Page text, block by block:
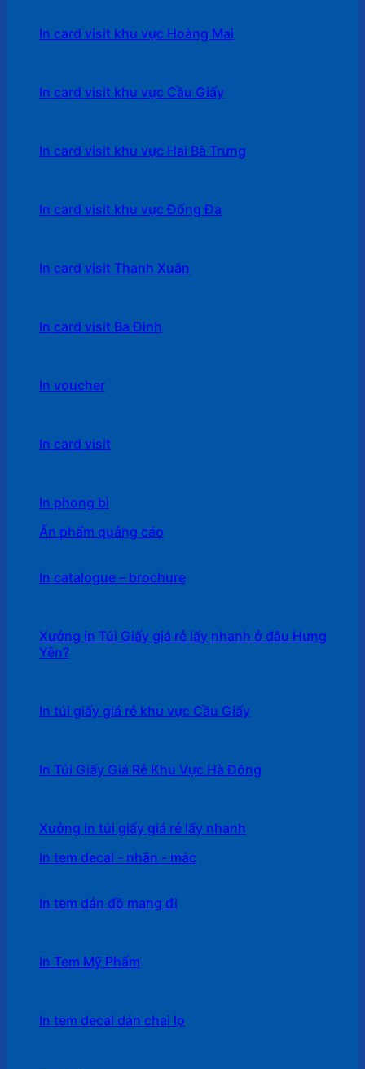
In card visit khu vực Hoàng Mai
In card visit khu vực Cầu Giấy
In card visit khu vực Hai Bà Trưng
In card visit khu vực Đống Đa
In card visit Thanh Xuân
In card visit Ba Đình
In voucher
In card visit
In phong bì
Ấn phẩm quảng cáo
In catalogue – brochure
Xưởng in Túi Giấy giá rẻ lấy nhanh ở đâu Hưng
Yên?
In túi giấy giá rẻ khu vực Cầu Giấy
In Túi Giấy Giá Rẻ Khu Vực Hà Đông
Xưởng in túi giấy giá rẻ lấy nhanh
In tem decal - nhãn - mác
In tem dán đồ mang đi
In Tem Mỹ Phẩm
In tem decal dán chai lọ